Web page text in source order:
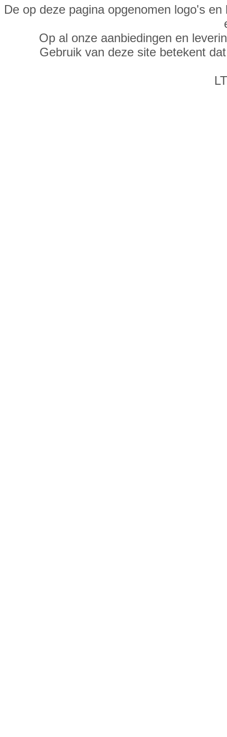
De op deze pagina opgenomen logo's
Op al onze aanbiedingen en
Gebruik van deze site betekent